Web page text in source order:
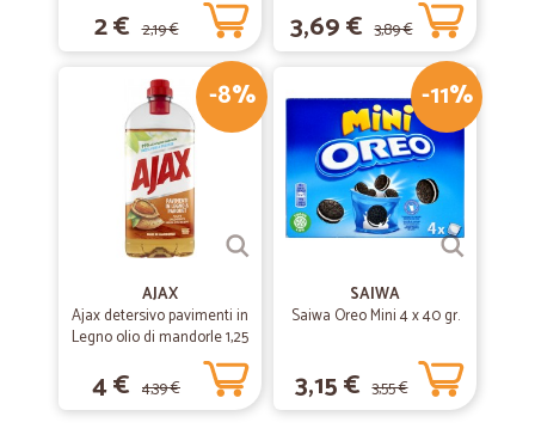
2 € 2,19 € 3,69 € 3,89 €
-8%
AJAX
Ajax detersivo pavimenti in
Legno olio di mandorle 1,25
4 € 4,39 €
-11%
SAIWA
Saiwa Oreo Mini 4 x 40 gr.
3,15 € 3,55 €